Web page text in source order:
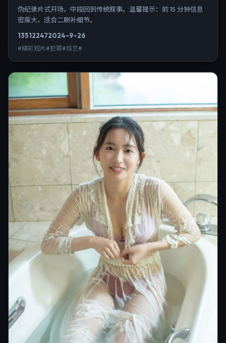
伪纪录片式开场，中段回到传统叙事。温馨提示：前 15 分钟信息
密度大，适合二刷补细节。
135122472024-9-26
#精彩短片#犯罪#综艺#